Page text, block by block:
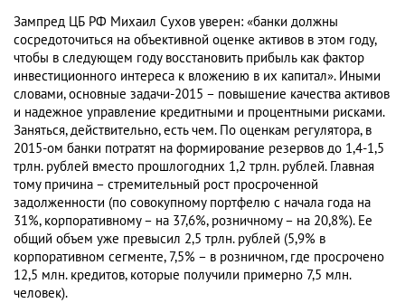
Зампред ЦБ РФ Михаил Сухов уверен: «банки должны
сосредоточиться на объективной оценке активов в этом году,
чтобы в следующем году восстановить прибыль как фактор
инвестиционного интереса к вложению в их капитал». Иными
словами, основные задачи-2015 – повышение качества активов
и надежное управление кредитными и процентными рисками.
Заняться, действительно, есть чем. По оценкам регулятора, в
2015-ом банки потратят на формирование резервов до 1,4-1,5
трлн. рублей вместо прошлогодних 1,2 трлн. рублей. Главная
тому причина – стремительный рост просроченной
задолженности (по совокупному портфелю с начала года на
31%, корпоративному – на 37,6%, розничному – на 20,8%). Ее
общий объем уже превысил 2,5 трлн. рублей (5,9% в
корпоративном сегменте, 7,5% – в розничном, где просрочено
12,5 млн. кредитов, которые получили примерно 7,5 млн.
человек).